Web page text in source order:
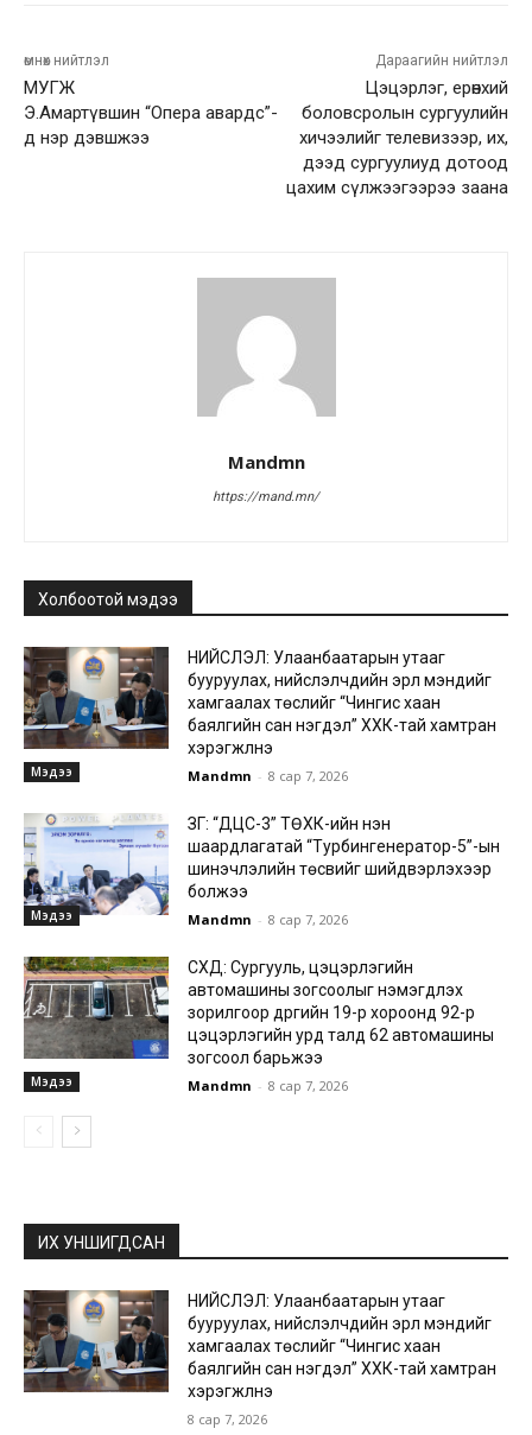
өмнөх нийтлэл
МУГЖ
Э.Амартүвшин “Опера авардс”-
д нэр дэвшжээ
Дараагийн нийтлэл
Цэцэрлэг, ерөнхий
боловсролын сургуулийн
хичээлийг телевизээр, их,
дээд сургуулиуд дотоод
цахим сүлжээгээрээ заана
Mandmn
https://mand.mn/
Холбоотой мэдээ
Мэдээ
НИЙСЛЭЛ: Улаанбаатарын утааг
бууруулах, нийслэлчүүдийн эрүүл мэндийг
хамгаалах төслийг “Чингис хаан
баялгийн сан нэгдэл” ХХК-тай хамтран
хэрэгжүүлнэ
Mandmn - 8 сар 7, 2026
Мэдээ
ЗГ: “ДЦС-3” ТӨХК-ийн нэн
шаардлагатай “Турбингенератор-5”-ын
шинэчлэлийн төсвийг шийдвэрлэхээр
болжээ
Mandmn - 8 сар 7, 2026
Мэдээ
СХД: Сургууль, цэцэрлэгийн
автомашины зогсоолыг нэмэгдүүлэх
зорилгоор дүүргийн 19-р хороонд 92-р
цэцэрлэгийн урд талд 62 автомашины
зогсоол барьжээ
Mandmn - 8 сар 7, 2026
ИХ УНШИГДСАН
НИЙСЛЭЛ: Улаанбаатарын утааг
бууруулах, нийслэлчүүдийн эрүүл мэндийг
хамгаалах төслийг “Чингис хаан
баялгийн сан нэгдэл” ХХК-тай хамтран
хэрэгжүүлнэ
8 сар 7, 2026